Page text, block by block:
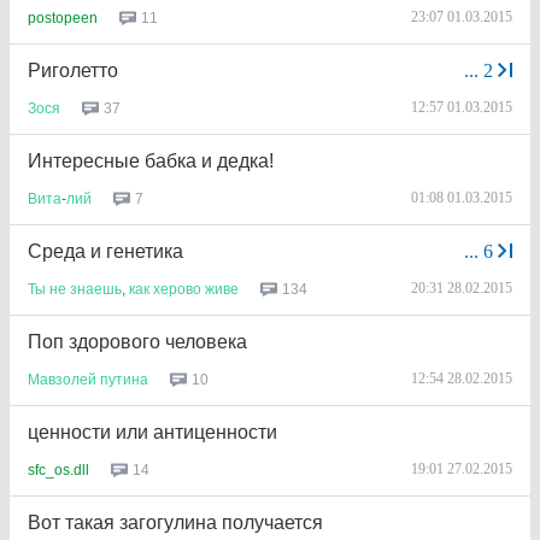
postopeen 11 23:07 01.03.2015
... 2
Риголетто
Зося 37 12:57 01.03.2015
Интересные бабка и дедка!
Вита-лий 7 01:08 01.03.2015
... 6
Среда и генетика
Ты не знаешь, как херово живе 134 20:31 28.02.2015
Поп здорового человека
Мавзолей путина 10 12:54 28.02.2015
ценности или антиценности
sfc_os.dll 14 19:01 27.02.2015
Вот такая загогулина получается